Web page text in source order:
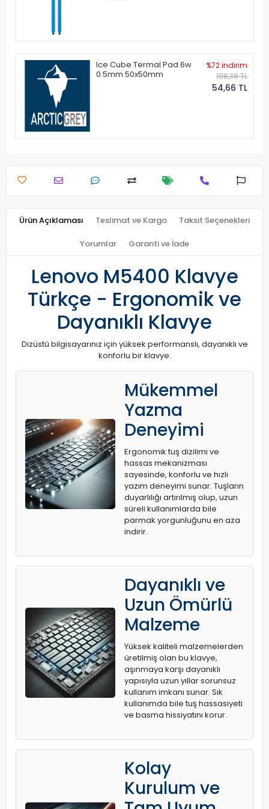
Ice Cube Termal Pad 6w
0.5mm 50x50mm
%72 indirim
198,38 TL
54,66 TL
Ürün Açıklaması Teslimat ve Kargo Taksit Seçenekleri
Yorumlar Garanti ve İade
Lenovo M5400 Klavye
Türkçe - Ergonomik ve
Dayanıklı Klavye
Dizüstü bilgisayarınız için yüksek performanslı, dayanıklı ve
konforlu bir klavye.
Mükemmel
Yazma
Deneyimi
Ergonomik tuş dizilimi ve
hassas mekanizması
sayesinde, konforlu ve hızlı
yazım deneyimi sunar. Tuşların
duyarlılığı artırılmış olup, uzun
süreli kullanımlarda bile
parmak yorgunluğunu en aza
indirir.
Dayanıklı ve
Uzun Ömürlü
Malzeme
Yüksek kaliteli malzemelerden
üretilmiş olan bu klavye,
aşınmaya karşı dayanıklı
yapısıyla uzun yıllar sorunsuz
kullanım imkanı sunar. Sık
kullanımda bile tuş hassasiyeti
ve basma hissiyatını korur.
Kolay
Kurulum ve